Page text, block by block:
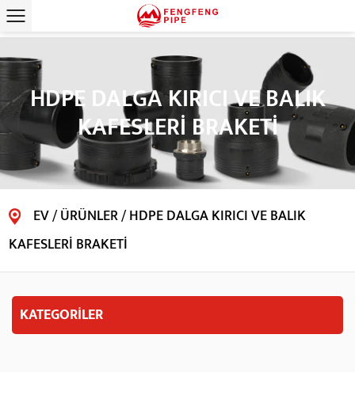
HDPE DALGA KIRICI VE BALIK
KAFESLERI BRAKETI
EV/ÜRÜNLER/HDPE DALGA KIRICI VE BALIK
KAFESLERI BRAKETI
KATEGORİLER